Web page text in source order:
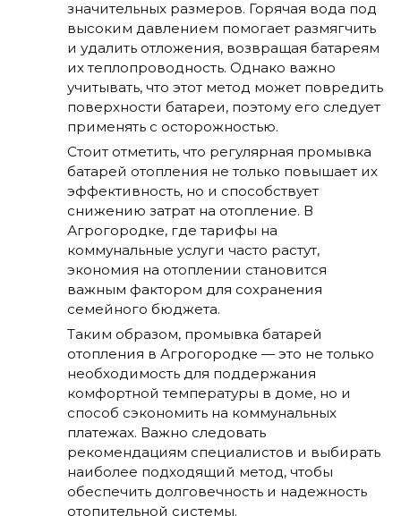
значительных размеров. Горячая вода под
высоким давлением помогает размягчить
и удалить отложения, возвращая батареям
их теплопроводность. Однако важно
учитывать, что этот метод может повредить
поверхности батареи, поэтому его следует
применять с осторожностью.
Стоит отметить, что регулярная промывка
батарей отопления не только повышает их
эффективность, но и способствует
снижению затрат на отопление. В
Агрогородке, где тарифы на
коммунальные услуги часто растут,
экономия на отоплении становится
важным фактором для сохранения
семейного бюджета.
Таким образом, промывка батарей
отопления в Агрогородке — это не только
необходимость для поддержания
комфортной температуры в доме, но и
способ сэкономить на коммунальных
платежах. Важно следовать
рекомендациям специалистов и выбирать
наиболее подходящий метод, чтобы
обеспечить долговечность и надежность
отопительной системы.